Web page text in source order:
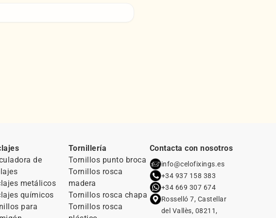
de
metálicos
químicos
para
Tornillería
Tornillos punto broca
Tornillos rosca
madera
Tornillos rosca chapa
Tornillos rosca
Contacta con nosotros
info@celofixings.es
+34 937 158 383
+34 669 307 674
Rosselló 7, Castellar
del Vallès, 08211,